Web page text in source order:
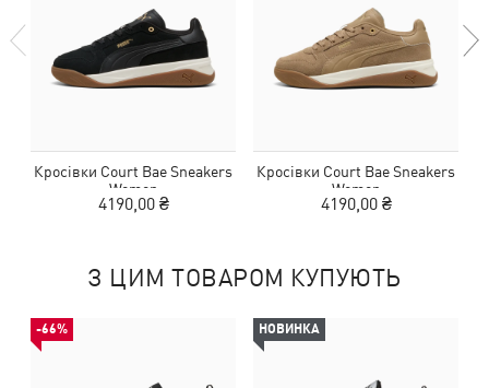
Кросівки Court Bae Sneakers
Women
4190,00 ₴
Кросівки Court Bae Sneakers
Women
4190,00 ₴
З ЦИМ ТОВАРОМ КУПУЮТЬ
-66% НОВИНКА